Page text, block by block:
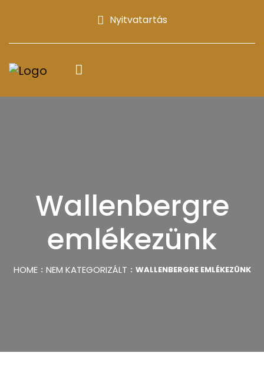
Nyitvatartás
Wallenbergre
emlékezünk
HOME NEM KATEGORIZÁLT WALLENBERGRE EMLÉKEZÜNK